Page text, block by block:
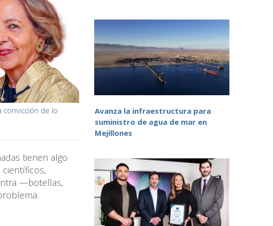
convicción de lo
tienen algo
científicos,
—botellas,
Avanza la infraestructura para
suministro de agua de mar en
Mejillones